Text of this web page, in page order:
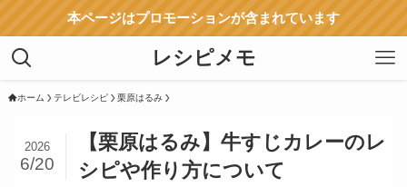
本ページはプロモーションが含まれています
レシピメモ
ホーム テレビレシピ 栗原はるみ
【栗原はるみ】牛すじカレーのレ
シピや作り方について
2026
6/20